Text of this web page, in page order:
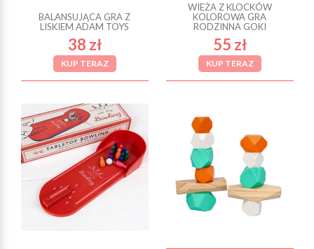
BALANSUJĄCA GRA Z
LISKIEM ADAM TOYS
38 zł
KUP TERAZ
WIEŻA Z KLOCKÓW
KOLOROWA GRA
RODZINNA GOKI
55 zł
KUP TERAZ